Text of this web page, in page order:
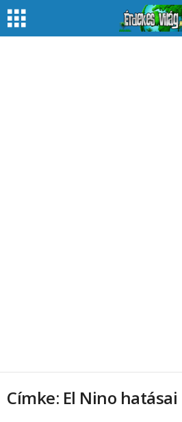
Címke: El Nino hatásai